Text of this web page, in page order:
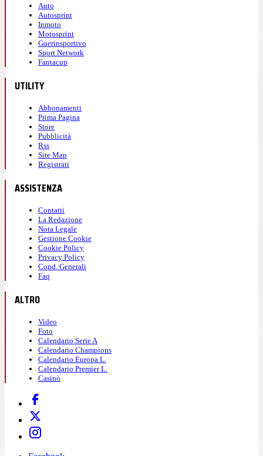
Auto
Autosprint
Inmoto
Motosprint
Guerinsportivo
Sport Network
Fantacup
UTILITY
Abbonamenti
Prima Pagina
Store
Pubblicità
Rss
Site Map
Registrati
ASSISTENZA
Contatti
La Redazione
Nota Legale
Gestione Cookie
Cookie Policy
Privacy Policy
Cond. Generali
Faq
ALTRO
Video
Foto
Calendario Serie A
Calendario Champions
Calendario Europa L.
Calendario Premier L.
Casinò